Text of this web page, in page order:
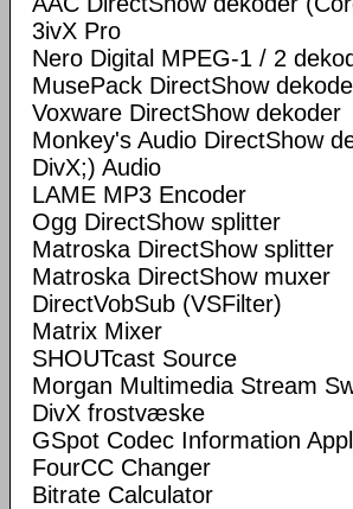
3ivX Pro
Nero Digital MPEG-1 / 2
MusePack DirectShow
Voxware DirectShow dekoder
Monkey's Audio DirectShow
DivX;) Audio
LAME MP3 Encoder
Ogg DirectShow splitter
Matroska DirectShow splitter
Matroska DirectShow muxer
DirectVobSub (VSFilter)
Matrix Mixer
SHOUTcast Source
Morgan Multimedia Stream
DivX frostvæske
GSpot Codec Information
FourCC Changer
Bitrate Calculator